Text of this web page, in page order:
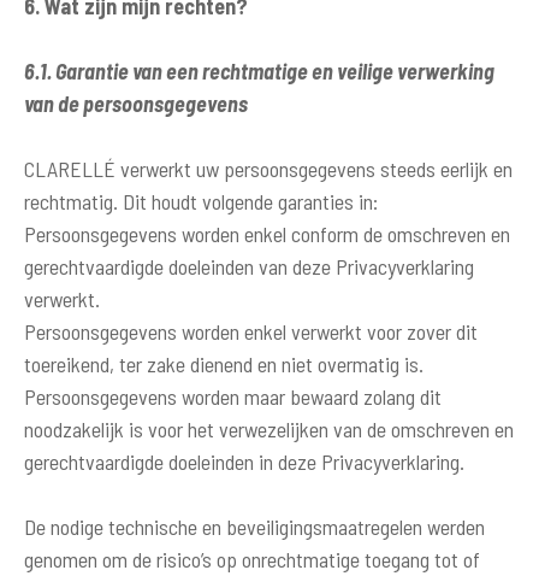
6. Wat zijn mijn rechten?
6.1. Garantie van een rechtmatige en veilige verwerking
van de persoonsgegevens
CLARELLÉ verwerkt uw persoonsgegevens steeds eerlijk en
rechtmatig. Dit houdt volgende garanties in:
Persoonsgegevens worden enkel conform de omschreven en
gerechtvaardigde doeleinden van deze Privacyverklaring
verwerkt.
Persoonsgegevens worden enkel verwerkt voor zover dit
toereikend, ter zake dienend en niet overmatig is.
Persoonsgegevens worden maar bewaard zolang dit
noodzakelijk is voor het verwezelijken van de omschreven en
gerechtvaardigde doeleinden in deze Privacyverklaring.
De nodige technische en beveiligingsmaatregelen werden
genomen om de risico’s op onrechtmatige toegang tot of